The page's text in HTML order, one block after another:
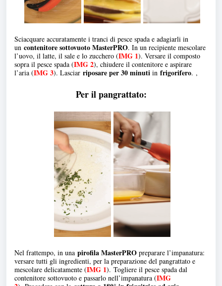
Sciacquare accuratamente i tranci di pesce spada e adagiarli in
un contenitore sottovuoto MasterPRO. In un recipiente mescolare
l’uovo, il latte, il sale e lo zucchero (IMG 1). Versare il composto
sopra il pesce spada (IMG 2), chiudere il contenitore e aspirare
l’aria (IMG 3). Lasciar riposare per 30 minuti in frigorifero. ,
Per il pangrattato:
Nel frattempo, in una pirofila MasterPRO preparare l’impanatura:
versare tutti gli ingredienti, per la preparazione del pangrattato e
mescolare delicatamente (IMG 1). Togliere il pesce spada dal
contenitore sottovuoto e passarlo nell’impanatura (IMG